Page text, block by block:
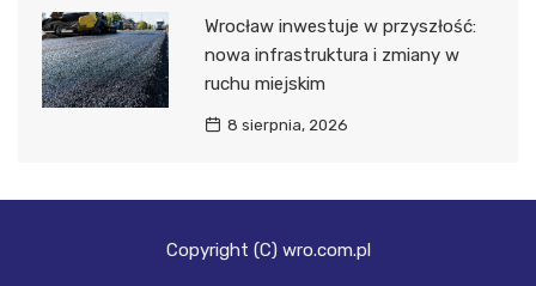
Wrocław inwestuje w przyszłość:
nowa infrastruktura i zmiany w
ruchu miejskim
8 sierpnia, 2026
Copyright (C) wro.com.pl